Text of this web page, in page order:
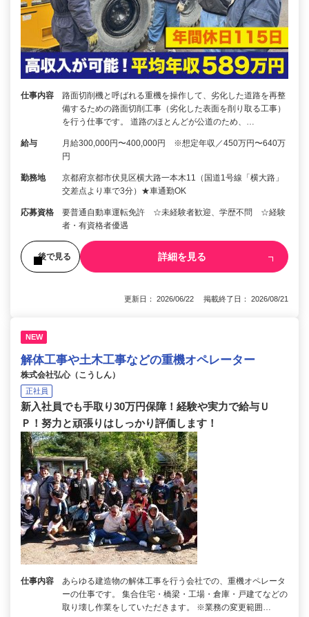
仕事内容
路面切削機と呼ばれる重機を操作して、劣化した道路を再整
備するための路面切削工事（劣化した表面を削り取る工事）
を行う仕事です。 道路のほとんどが公道のため、…
給与
月給300,000円〜400,000円 ※想定年収／450万円〜640万
円
勤務地
京都府京都市伏見区横大路一本木11（国道1号線「横大路」
交差点より車で3分）★車通勤OK
応募資格
要普通自動車運転免許 ☆未経験者歓迎、学歴不問 ☆経験
者・有資格者優遇
後で見る 詳細を見る
更新日： 2026/06/22 掲載終了日： 2026/08/21
NEW
解体工事や土木工事などの重機オペレーター
株式会社弘心（こうしん）
正社員
新入社員でも手取り30万円保障！経験や実力で給与Ｕ
Ｐ！努力と頑張りはしっかり評価します！
仕事内容
あらゆる建造物の解体工事を行う会社での、重機オペレータ
ーの仕事です。 集合住宅・橋梁・工場・倉庫・戸建てなどの
取り壊し作業をしていただきます。 ※業務の変更範囲…